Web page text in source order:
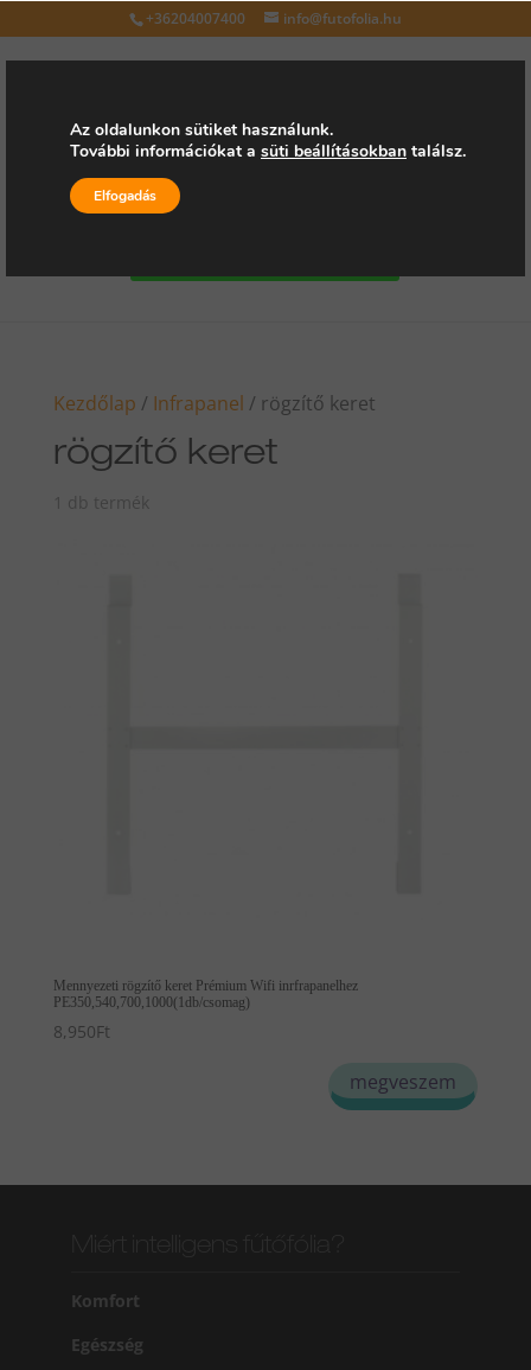
+36204007400 info@futofolia.hu
Válasszon oldalt
Kezdőlap / Infrapanel / rögzítő keret
rögzítő keret
1 db termék
Mennyezeti rögzítő keret Prémium Wifi inrfrapanelhez
PE350,540,700,1000(1db/csomag)
8,950Ft
megveszem
Komfort
Egészség
Az oldalunkon sütiket használunk.
További információkat a süti beállításokban találsz.
Elfogadás